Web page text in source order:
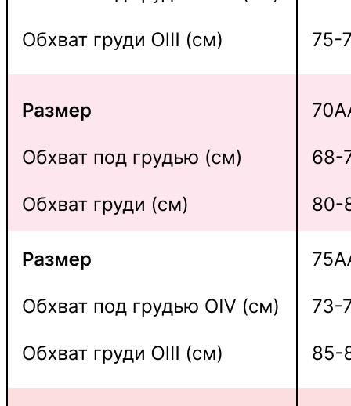
пошив нижнего
белья
Новинки
Instagram
Контакты
Покупателям
Отзывы
Трусики